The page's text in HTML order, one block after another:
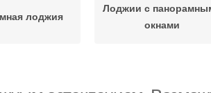
лоджия
Лоджии с
окнами